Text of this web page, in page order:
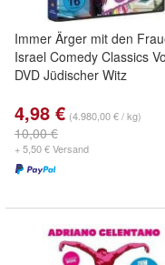
Immer Ärger mit den
Israel Comedy Classics
DVD Jüdischer Witz
4,98 € (4.980,00 € / kg)
10,00 €
+ 5,50 € Versand